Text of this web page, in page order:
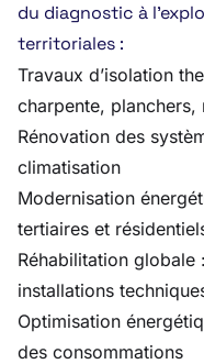
du diagnostic à
territoriales :
Travaux d’isolation
charpente, planchers,
Rénovation des
climatisation
Modernisation
tertiaires et
Réhabilitation globale
installations
Optimisation
des consommations